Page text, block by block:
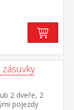
2 dveře, 2
pojezdy